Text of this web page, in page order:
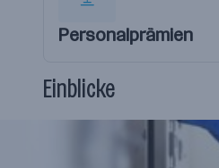
Personalprämien
Einblicke